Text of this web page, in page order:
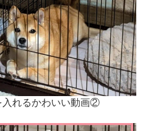
れるかわいい動画②